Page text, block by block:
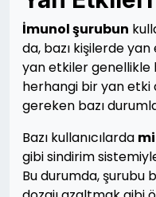
İmunol şurubun
da, bazı kişilerde
yan etkiler genellikle
herhangi bir yan etki
gereken bazı
Bazı kullanıcılarda
gibi sindirim
Bu durumda, şurubu